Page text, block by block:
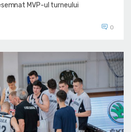
MVP-ul turneului
0